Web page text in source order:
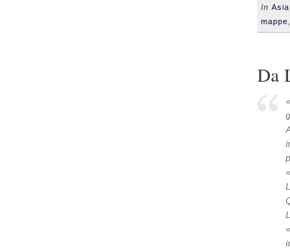
In Asia
mappe
Da